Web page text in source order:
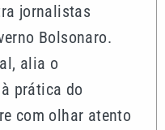
jornalistas
Bolsonaro.
alia o
prática do
com olhar atento